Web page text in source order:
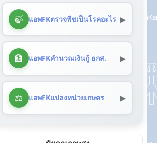
🍃 แอพFKตรวจพืชเป็นโรคอะไร ▶
🏦 แอพFKคำนวณเงินกู้ ธกส. ▶
⚖️ แอพFKแปลงหน่วยเกษตร ▶